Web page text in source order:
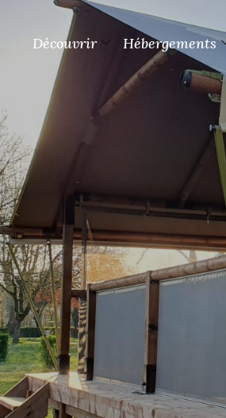
Découvrir Hébergements